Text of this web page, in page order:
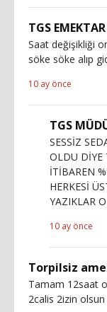
TGS EMEKTAR
Saat değişikliği
söke söke alıp
10 ay önce
TGS
SESSİZ
OLDU DİYE
İTİBAREN
HERKESİ
YAZIKLAR
10 ay önce
Torpilsiz
Tamam 12saat
2calis 2izin